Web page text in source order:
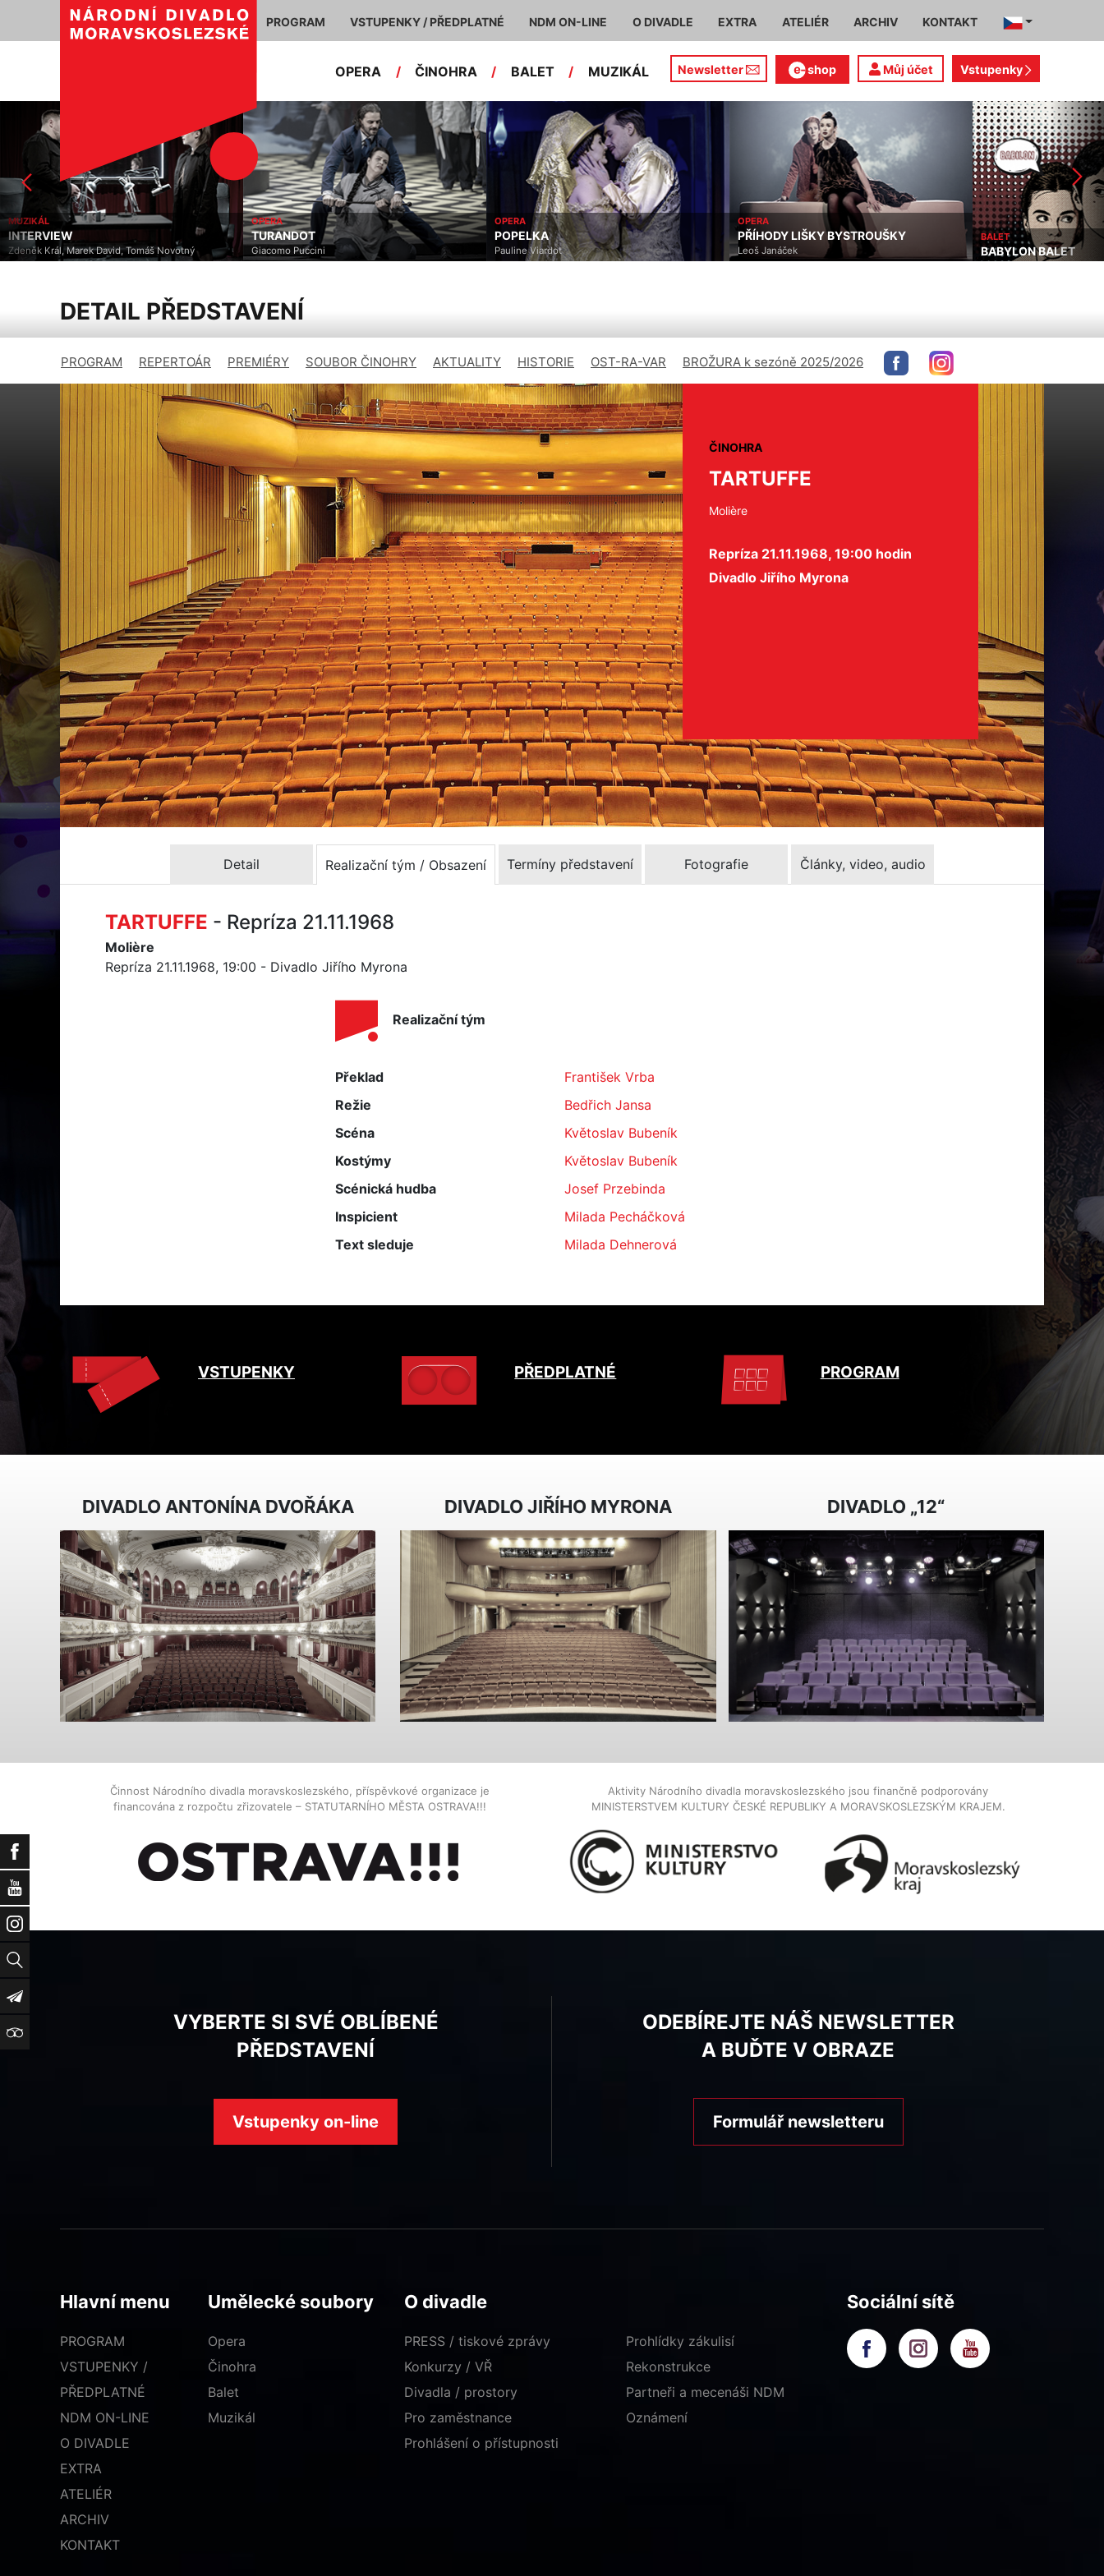
Facebook
YouTube
Instagram
Vyhledat
Newsletter
TripAdvisor
PROGRAM VSTUPENKY / PŘEDPLATNÉ NDM ON-LINE O DIVADLE EXTRA ATELIÉR ARCHIV KONTAKT
OPERA / ČINOHRA / BALET / MUZIKÁL Newsletter shop Můj účet Vstupenky
MUZIKÁL
INTERVIEW
Zdeněk Král, Marek David, Tomáš Novotný
OPERA
TURANDOT
Giacomo Puccini
OPERA
POPELKA
Pauline Viardot
OPERA
PŘÍHODY LIŠKY BYSTROUŠKY
Leoš Janáček
BALET
BABYLON BALET
DETAIL PŘEDSTAVENÍ
PROGRAM REPERTOÁR PREMIÉRY SOUBOR ČINOHRY AKTUALITY HISTORIE OST-RA-VAR BROŽURA k sezóně 2025/2026
ČINOHRA
TARTUFFE
Molière
Repríza 21.11.1968, 19:00 hodin
Divadlo Jiřího Myrona
Detail Realizační tým / Obsazení Termíny představení Fotografie Články, video, audio
TARTUFFE - Repríza 21.11.1968
Molière
Repríza 21.11.1968, 19:00 - Divadlo Jiřího Myrona
Realizační tým
Překlad
František Vrba
Režie
Bedřich Jansa
Scéna
Květoslav Bubeník
Kostýmy
Květoslav Bubeník
Scénická hudba
Josef Przebinda
Inspicient
Milada Pecháčková
Text sleduje
Milada Dehnerová
VSTUPENKY PŘEDPLATNÉ PROGRAM
DIVADLO ANTONÍNA DVOŘÁKA DIVADLO JIŘÍHO MYRONA DIVADLO „12“
Činnost Národního divadla moravskoslezského, příspěvkové organizace je
financována z rozpočtu zřizovatele – STATUTARNÍHO MĚSTA OSTRAVA!!!
Aktivity Národního divadla moravskoslezského jsou finančně podporovány
MINISTERSTVEM KULTURY ČESKÉ REPUBLIKY A MORAVSKOSLEZSKÝM KRAJEM.
VYBERTE SI SVÉ OBLÍBENÉ
PŘEDSTAVENÍ
Vstupenky on-line
ODEBÍREJTE NÁŠ NEWSLETTER
A BUĎTE V OBRAZE
Formulář newsletteru
Hlavní menu
PROGRAM
VSTUPENKY /
PŘEDPLATNÉ
NDM ON-LINE
O DIVADLE
EXTRA
ATELIÉR
ARCHIV
KONTAKT
Umělecké soubory
Opera
Činohra
Balet
Muzikál
O divadle
PRESS / tiskové zprávy
Konkurzy / VŘ
Divadla / prostory
Prohlídky zákulisí
Rekonstrukce
Partneři a mecenáši NDM
Pro zaměstnance
Oznámení
Prohlášení o přístupnosti
Sociální sítě